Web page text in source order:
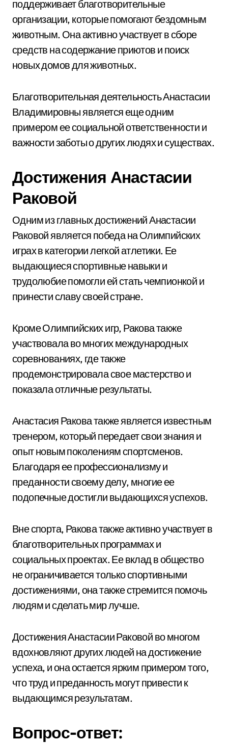
поддерживает благотворительные
организации, которые помогают бездомным
животным. Она активно участвует в сборе
средств на содержание приютов и поиск
новых домов для животных.
Благотворительная деятельность Анастасии
Владимировны является еще одним
примером ее социальной ответственности и
важности заботы о других людях и существах.
Достижения Анастасии
Раковой
Одним из главных достижений Анастасии
Раковой является победа на Олимпийских
играх в категории легкой атлетики. Ее
выдающиеся спортивные навыки и
трудолюбие помогли ей стать чемпионкой и
принести славу своей стране.
Кроме Олимпийских игр, Ракова также
участвовала во многих международных
соревнованиях, где также
продемонстрировала свое мастерство и
показала отличные результаты.
Анастасия Ракова также является известным
тренером, который передает свои знания и
опыт новым поколениям спортсменов.
Благодаря ее профессионализму и
преданности своему делу, многие ее
подопечные достигли выдающихся успехов.
Вне спорта, Ракова также активно участвует в
благотворительных программах и
социальных проектах. Ее вклад в общество
не ограничивается только спортивными
достижениями, она также стремится помочь
людям и сделать мир лучше.
Достижения Анастасии Раковой во многом
вдохновляют других людей на достижение
успеха, и она остается ярким примером того,
что труд и преданность могут привести к
выдающимся результатам.
Вопрос-ответ: